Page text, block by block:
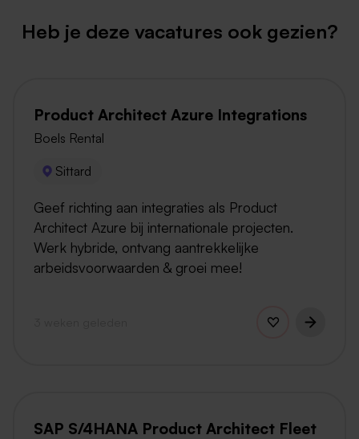
Heb je deze vacatures ook gezien?
Product Architect Azure Integrations
Boels Rental
Sittard
Geef richting aan integraties als Product
Architect Azure bij internationale projecten.
Werk hybride, ontvang aantrekkelijke
arbeidsvoorwaarden & groei mee!
SAP S/4HANA Product Architect Fleet